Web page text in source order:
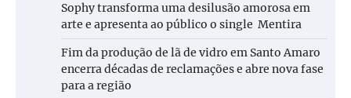
Sophy transforma uma desilusão amorosa em
arte e apresenta ao público o single Mentira
Fim da produção de lã de vidro em Santo Amaro
encerra décadas de reclamações e abre nova fase
para a região